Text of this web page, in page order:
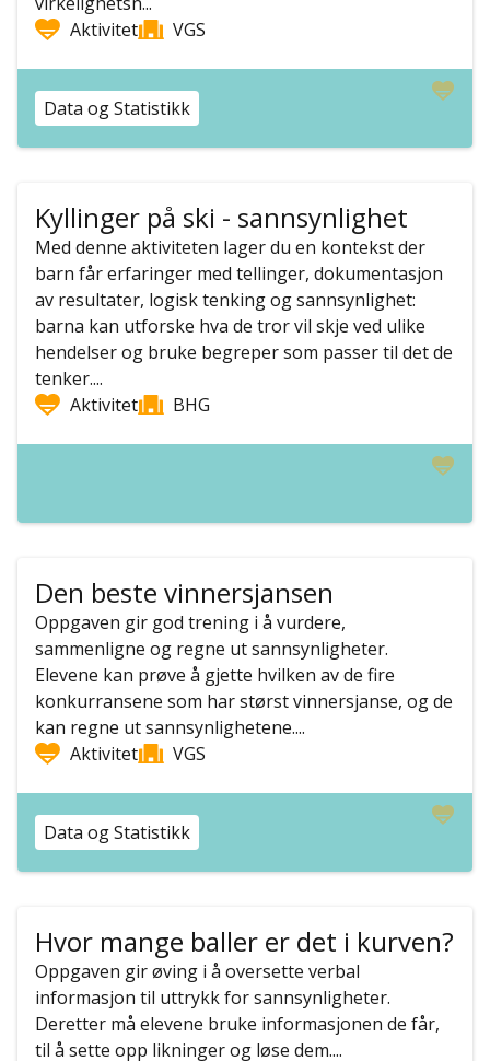
Aktivitet
VGS
Data og Statistikk
Kyllinger på ski - sannsynlighet
Med denne aktiviteten lager du en kontekst der
barn får erfaringer med tellinger, dokumentasjon
av resultater, logisk tenking og sannsynlighet:
barna kan utforske hva de tror vil skje ved ulike
hendelser og bruke begreper som passer til det de
tenker....
Aktivitet
BHG
Den beste vinnersjansen
Oppgaven gir god trening i å vurdere,
sammenligne og regne ut sannsynligheter.
Elevene kan prøve å gjette hvilken av de fire
konkurransene som har størst vinnersjanse, og de
kan regne ut sannsynlighetene....
Aktivitet
VGS
Data og Statistikk
Hvor mange baller er det i kurven?
Oppgaven gir øving i å oversette verbal
informasjon til uttrykk for sannsynligheter.
Deretter må elevene bruke informasjonen de får,
til å sette opp likninger og løse dem....